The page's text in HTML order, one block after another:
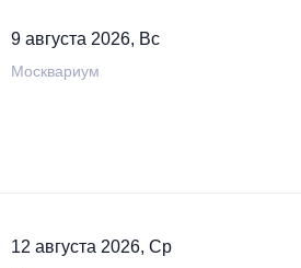
9 августа 2026, Вс
Москвариум
12 августа 2026, Ср